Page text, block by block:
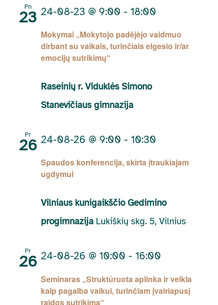
Pn
23
Mokymai „Mokytojo padėjėjo vaidmuo
dirbant su vaikais, turinčiais elgesio ir/ar
emocijų sutrikimų“
24-08-23 @ 9:00 - 18:00
Raseinių r. Viduklės Simono
Stanevičiaus gimnazija
Pr
26
Spaudos konferencija, skirta įtraukiajam
ugdymui
24-08-26 @ 9:00 - 10:30
Vilniaus kunigaikščio Gedimino
progimnazija Lukiškių skg. 5, Vilnius
Pr
26
Seminaras „Struktūruota aplinka ir veikla
kaip pagalba vaikui, turinčiam įvairiapusį
raidos sutrikimą“
24-08-26 @ 10:00 - 16:00